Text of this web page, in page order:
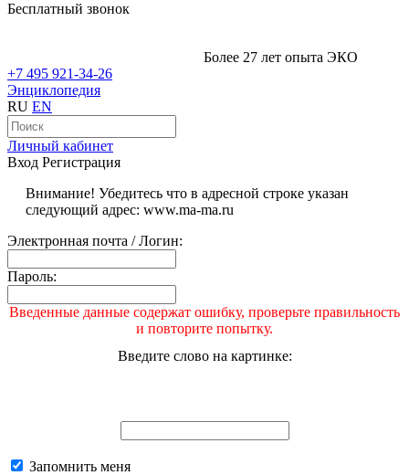
Бесплатный звонок
Более 27 лет опыта ЭКО
+7 495 921-34-26
Энциклопедия
RU EN
Личный кабинет
Вход Регистрация
Внимание! Убедитесь что в адресной строке указан
следующий адрес: www.ma-ma.ru
Электронная почта / Логин:
Пароль:
Введенные данные содержат ошибку, проверьте правильность
и повторите попытку.
Введите слово на картинке:
Запомнить меня